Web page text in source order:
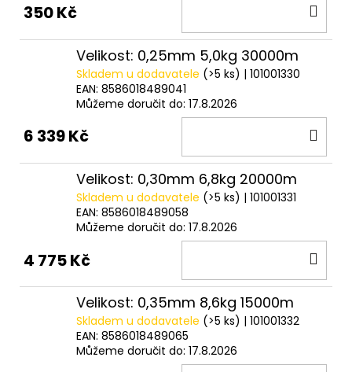
350 Kč
Velikost: 0,25mm 5,0kg 30000m
Skladem u dodavatele (>5 ks) | 101001330
EAN: 8586018489041
Můžeme doručit do: 17.8.2026
6 339 Kč
Velikost: 0,30mm 6,8kg 20000m
Skladem u dodavatele (>5 ks) | 101001331
EAN: 8586018489058
Můžeme doručit do: 17.8.2026
4 775 Kč
Velikost: 0,35mm 8,6kg 15000m
Skladem u dodavatele (>5 ks) | 101001332
EAN: 8586018489065
Můžeme doručit do: 17.8.2026